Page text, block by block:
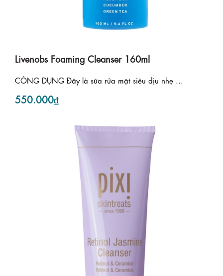
Livenobs Foaming Cleanser 160ml
CÔNG DỤNG Đây là sữa rửa mặt siêu dịu nhẹ ...
550.000₫